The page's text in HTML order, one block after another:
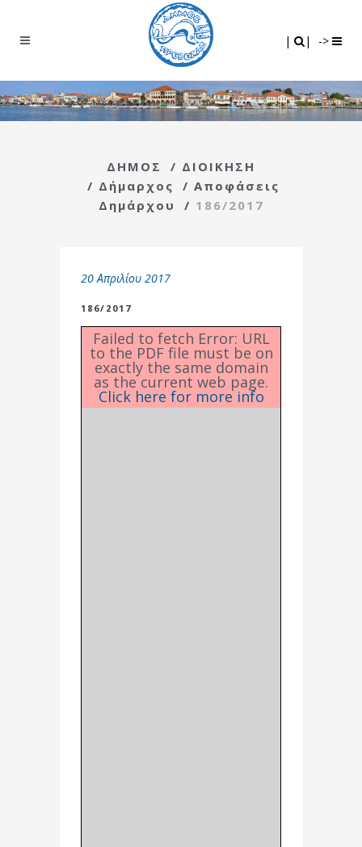
| | ->
ΔΗΜΟΣ / ΔΙΟΙΚΗΣΗ
/ Δήμαρχος / Αποφάσεις
Δημάρχου
/ 186/2017
20 Απριλίου 2017
186/2017
Failed to fetch Error: URL
to the PDF file must be on
exactly the same domain
as the current web page.
Click here for more info